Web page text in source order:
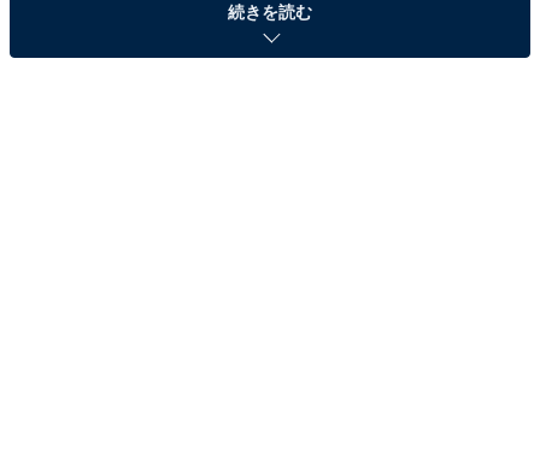
続きを読む